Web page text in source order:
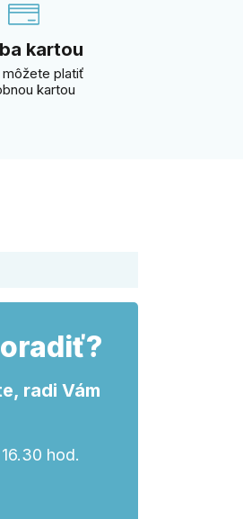
kartou
môžete platiť
kartou
radi Vám
hod.